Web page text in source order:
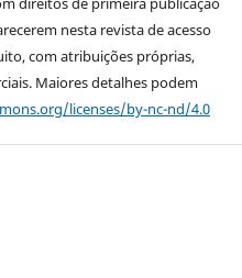
nesta revista de acesso
com atribuições próprias,
Maiores detalhes podem
licenses/by-nc-nd/4.0